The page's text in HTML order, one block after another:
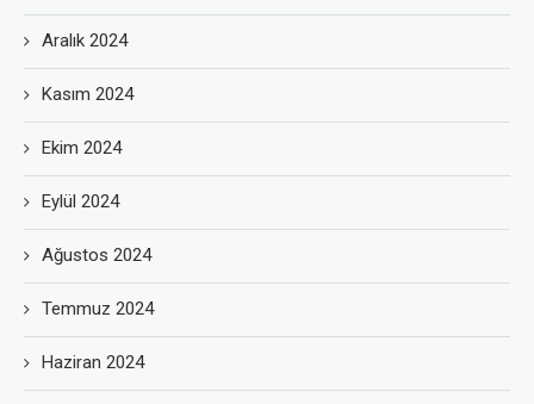
Aralık 2024
Kasım 2024
Ekim 2024
Eylül 2024
Ağustos 2024
Temmuz 2024
Haziran 2024